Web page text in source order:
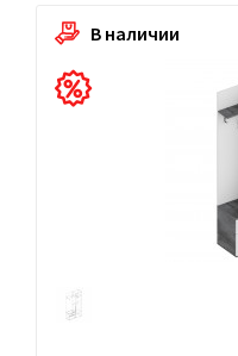
В наличии